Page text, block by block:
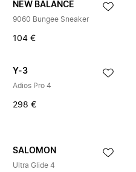
NEW BALANCE
9060 Bungee Sneaker
104 €
Y-3
Adios Pro 4
298 €
SALOMON
Ultra Glide 4